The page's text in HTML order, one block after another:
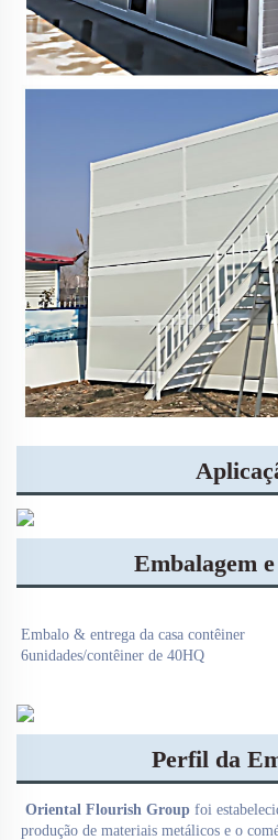
Embalagem
Embalo & entrega da casa contêiner
6unidades/contêiner de 40HQ
Perfil da
Oriental Flourish Group foi
produção de materiais metálicos e o